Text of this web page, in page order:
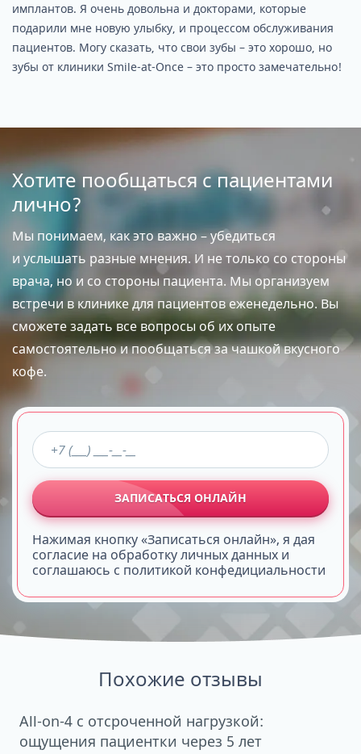
имплантов. Я очень довольна и докторами, которые
подарили мне новую улыбку, и процессом обслуживания
пациентов. Могу сказать, что свои зубы – это хорошо, но
зубы от клиники Smile-at-Once – это просто замечательно!
Хотите пообщаться с пациентами
лично?
Мы понимаем, как это важно – убедиться
и услышать разные мнения. И не только со стороны
врача, но и со стороны пациента. Мы организуем
встречи в клинике для пациентов еженедельно. Вы
сможете задать все вопросы об их опыте
самостоятельно и пообщаться за чашкой вкусного
кофе.
ЗАПИСАТЬСЯ ОНЛАЙН
Нажимая кнопку «Записаться онлайн», я дая
согласие на обработку личных данных и
соглашаюсь с политикой конфедициальности
Похожие отзывы
All-on-4 с отсроченной нагрузкой:
ощущения пациентки через 5 лет